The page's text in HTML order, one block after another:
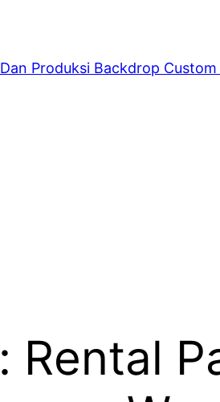
Produksi Backdrop
Rental